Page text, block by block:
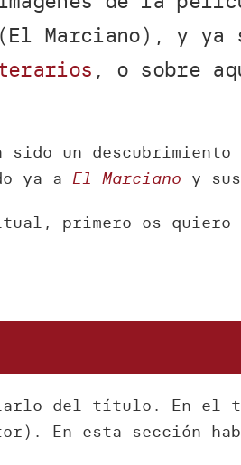
(El Marciano), y ya
, o sobre
un descubrimiento
ya aEl Marciano y
primero os
del título. En el
En esta sección